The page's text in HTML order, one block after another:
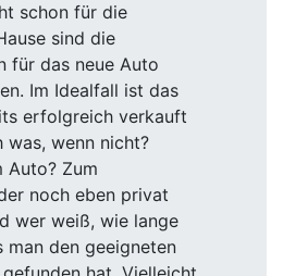
schon für die
sind die
für das neue Auto
Im Idealfall ist das
erfolgreich verkauft
was, wenn nicht?
Auto? Zum
noch eben privat
wer weiß, wie lange
man den geeigneten